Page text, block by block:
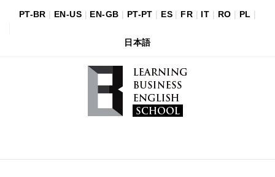
PT-BR | EN-US | EN-GB | PT-PT | ES | FR | IT | RO | PL |
日本語